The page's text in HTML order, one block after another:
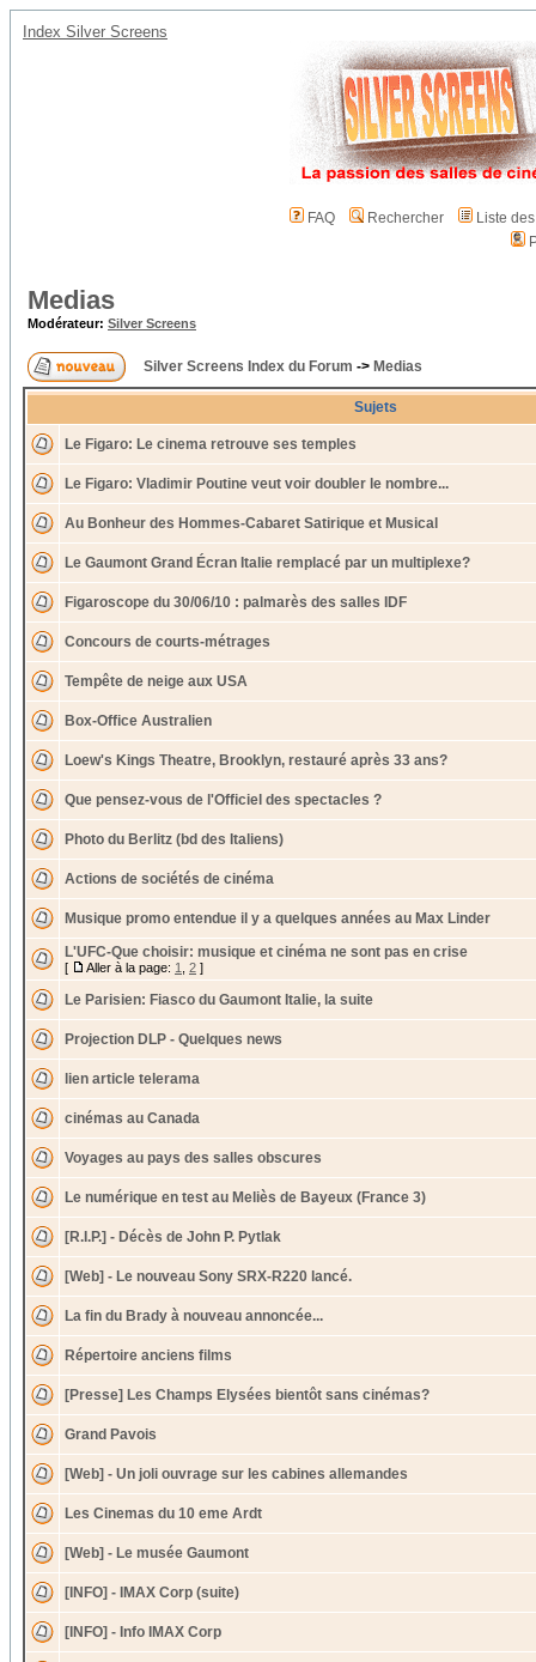
Index Silver Screens
FAQ Rechercher
Liste
Medias
Modérateur: Silver Screens
Silver Screens Index du Forum -> Medias
Sujets
Le Figaro: Le cinema retrouve ses temples
Le Figaro: Vladimir Poutine veut voir doubler le nombre...
Au Bonheur des Hommes-Cabaret Satirique et Musical
Le Gaumont Grand Écran Italie remplacé par un multiplexe?
Figaroscope du 30/06/10 : palmarès des salles IDF
Concours de courts-métrages
Tempête de neige aux USA
Box-Office Australien
Loew's Kings Theatre, Brooklyn, restauré après 33 ans?
Que pensez-vous de l'Officiel des spectacles ?
Photo du Berlitz (bd des Italiens)
Actions de sociétés de cinéma
Musique promo entendue il y a quelques années au Max Linder
L'UFC-Que choisir: musique et cinéma ne sont pas en crise
[ Aller à la page: 1 2 ]
Le Parisien: Fiasco du Gaumont Italie, la suite
Projection DLP - Quelques news
lien article telerama
cinémas au Canada
Voyages au pays des salles obscures
Le numérique en test au Meliès de Bayeux (France 3)
[R.I.P.] - Décès de John P. Pytlak
[Web] - Le nouveau Sony SRX-R220 lancé.
La fin du Brady à nouveau annoncée...
Répertoire anciens films
[Presse] Les Champs Elysées bientôt sans cinémas?
Grand Pavois
[Web] - Un joli ouvrage sur les cabines allemandes
Les Cinemas du 10 eme Ardt
[Web] - Le musée Gaumont
[INFO] - IMAX Corp (suite)
[INFO] - Info IMAX Corp